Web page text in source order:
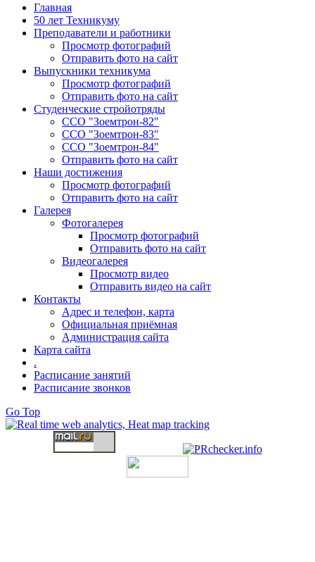
Главная
50 лет Техникуму
Преподаватели и работники
Просмотр фотографий
Отправить фото на сайт
Выпускники техникума
Просмотр фотографий
Отправить фото на сайт
Студенческие стройотряды
ССО "Зоемтрон-82"
ССО "Зоемтрон-83"
ССО "Зоемтрон-84"
Отправить фото на сайт
Наши достижения
Просмотр фотографий
Отправить фото на сайт
Галерея
Фотогалерея
Просмотр фотографий
Отправить фото на сайт
Видеогалерея
Просмотр видео
Отправить видео на сайт
Контакты
Адрес и телефон, карта
Официальная приёмная
Администрация сайта
Карта сайта
.
Расписание занятий
Расписание звонков
Go Top